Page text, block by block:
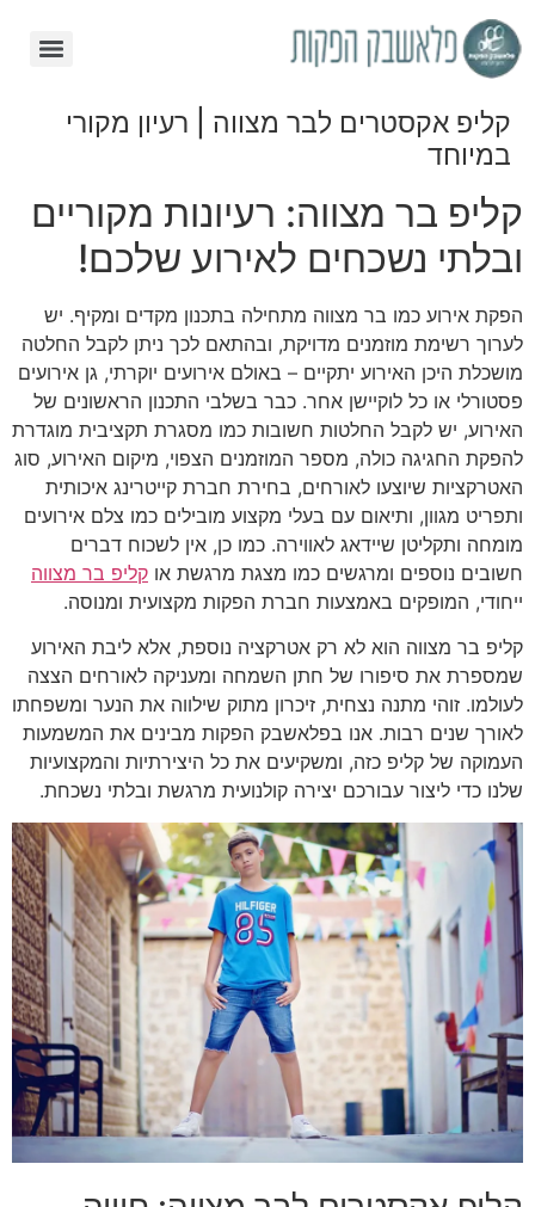
​קליפ אקסטרים לבר מצווה | רעיון מקורי
במיוחד
קליפ בר מצווה: רעיונות מקוריים
ובלתי נשכחים לאירוע שלכם!
הפקת אירוע כמו בר מצווה מתחילה בתכנון מקדים ומקיף. יש
לערוך רשימת מוזמנים מדויקת, ובהתאם לכך ניתן לקבל החלטה
מושכלת היכן האירוע יתקיים – באולם אירועים יוקרתי, גן אירועים
פסטורלי או כל לוקיישן אחר. כבר בשלבי התכנון הראשונים של
האירוע, יש לקבל החלטות חשובות כמו מסגרת תקציבית מוגדרת
להפקת החגיגה כולה, מספר המוזמנים הצפוי, מיקום האירוע, סוג
האטרקציות שיוצעו לאורחים, בחירת חברת קייטרינג איכותית
ותפריט מגוון, ותיאום עם בעלי מקצוע מובילים כמו צלם אירועים
מומחה ותקליטן שיידאג לאווירה. כמו כן, אין לשכוח דברים
חשובים נוספים ומרגשים כמו מצגת מרגשת או קליפ בר מצווה
ייחודי, המופקים באמצעות חברת הפקות מקצועית ומנוסה.
קליפ בר מצווה הוא לא רק אטרקציה נוספת, אלא ליבת האירוע
שמספרת את סיפורו של חתן השמחה ומעניקה לאורחים הצצה
לעולמו. זוהי מתנה נצחית, זיכרון מתוק שילווה את הנער ומשפחתו
לאורך שנים רבות. אנו בפלאשבק הפקות מבינים את המשמעות
העמוקה של קליפ כזה, ומשקיעים את כל היצירתיות והמקצועיות
שלנו כדי ליצור עבורכם יצירה קולנועית מרגשת ובלתי נשכחת.